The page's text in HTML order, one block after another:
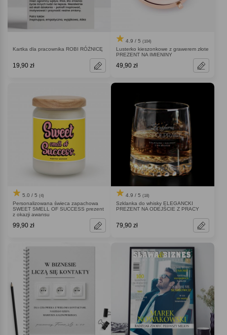
Kartka dla pracownika ROBI RÓŻNICĘ
19,90 zł
4.9 / 5 (104)
Lusterko kieszonkowe z grawerem złote
PREZENT NA IMIENINY
49,90 zł
5.0 / 5 (4)
Personalizowana świeca zapachowa
SWEET SMELL OF SUCCESS prezent
z okazji awansu
99,90 zł
4.9 / 5 (18)
Szklanka do whisky ELEGANCKI
PREZENT NA ODEJŚCIE Z PRACY
79,90 zł